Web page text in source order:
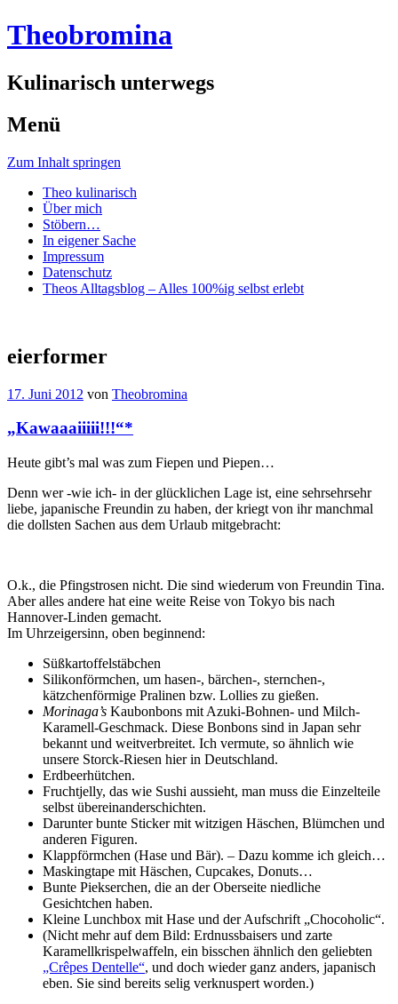
Theobromina
Kulinarisch unterwegs
Menü
Zum Inhalt springen
Theo kulinarisch
Über mich
Stöbern…
In eigener Sache
Impressum
Datenschutz
Theos Alltagsblog – Alles 100%ig selbst erlebt
eierformer
17. Juni 2012 von Theobromina
„Kawaaaiiiii!!!“*
Heute gibt’s mal was zum Fiepen und Piepen…
Denn wer -wie ich- in der glücklichen Lage ist, eine sehrsehrsehr
liebe, japanische Freundin zu haben, der kriegt von ihr manchmal
die dollsten Sachen aus dem Urlaub mitgebracht:
O.k., die Pfingstrosen nicht. Die sind wiederum von Freundin Tina.
Aber alles andere hat eine weite Reise von Tokyo bis nach
Hannover-Linden gemacht.
Im Uhrzeigersinn, oben beginnend:
Süßkartoffelstäbchen
Silikonförmchen, um hasen-, bärchen-, sternchen-,
kätzchenförmige Pralinen bzw. Lollies zu gießen.
Morinaga’s Kaubonbons mit Azuki-Bohnen- und Milch-
Karamell-Geschmack. Diese Bonbons sind in Japan sehr
bekannt und weitverbreitet. Ich vermute, so ähnlich wie
unsere Storck-Riesen hier in Deutschland.
Erdbeerhütchen.
Fruchtjelly, das wie Sushi aussieht, man muss die Einzelteile
selbst übereinanderschichten.
Darunter bunte Sticker mit witzigen Häschen, Blümchen und
anderen Figuren.
Klappförmchen (Hase und Bär). – Dazu komme ich gleich…
Maskingtape mit Häschen, Cupcakes, Donuts…
Bunte Piekserchen, die an der Oberseite niedliche
Gesichtchen haben.
Kleine Lunchbox mit Hase und der Aufschrift „Chocoholic“.
(Nicht mehr auf dem Bild: Erdnussbaisers und zarte
Karamellkrispelwaffeln, ein bisschen ähnlich den geliebten
„Crêpes Dentelle“, und doch wieder ganz anders, japanisch
eben. Sie sind bereits selig verknuspert worden.)